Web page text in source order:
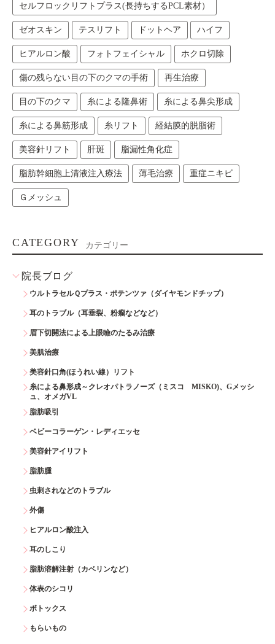
セルフロックリフトプラス(長持ちするPCL素材）
ゼオスキン テスリフト ドットヘア ハイフ
ヒアルロン酸 フォトフェイシャル ホクロ切除
傷の残らない目の下のクマの手術 再生治療
目の下のクマ 糸による隆鼻術 糸による鼻尖形成
糸による鼻筋形成 糸リフト 経結膜的脱脂術
美容針リフト 肝斑 脂漏性角化症
脂肪幹細胞上清液注入療法 薄毛治療 重症ニキビ
Ｇメッシュ
CATEGORY カテゴリー
院長ブログ
ウルトラセルＱプラス・ポテンツァ（ダイヤモンドチップ）
耳のトラブル（耳垂裂、粉瘤などなど）
眉下切開法による上眼瞼のたるみ治療
美肌治療
美容針口角(ほうれい線）リフト
糸による鼻形成～クレオパトラノーズ（ミスコ MISKO)、Gメッシ
ュ、オメガVL
脂肪吸引
ベビーコラーゲン・レディエッセ
美容針アイリフト
脂肪腫
虫刺されなどのトラブル
外傷
ヒアルロン酸注入
耳のしこり
脂肪溶解注射（カベリンなど）
体表のシコリ
ボトックス
もらいもの